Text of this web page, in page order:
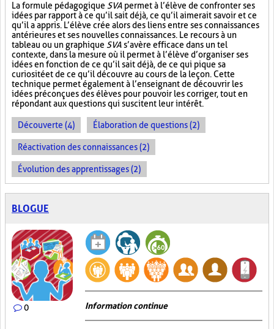
La formule pédagogique SVA permet à l’élève de confronter ses
idées par rapport à ce qu’il sait déjà, ce qu’il aimerait savoir et ce
qu’il a appris. L’élève crée alors des liens entre ses connaissances
antérieures et ses nouvelles connaissances. Le recours à un
tableau ou un graphique SVA s’avère efficace dans un tel
contexte, dans la mesure où il permet à l’élève d’organiser ses
idées en fonction de ce qu’il sait déjà, de ce qui pique sa
curiosité et de ce qu’il découvre au cours de la leçon. Cette
technique permet également à l’enseignant de découvrir les
idées préconçues des élèves pour pouvoir les corriger, tout en
répondant aux questions qui suscitent leur intérêt.
Découverte (4) Élaboration de questions (2)
Réactivation des connaissances (2)
Évolution des apprentissages (2)
BLOGUE
0 Information continue